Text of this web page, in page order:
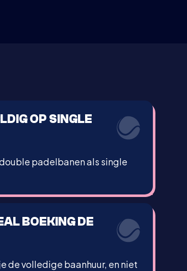
OP SINGLE
padelbanen als single
BOEKING DE
de volledige baanhuur, en niet